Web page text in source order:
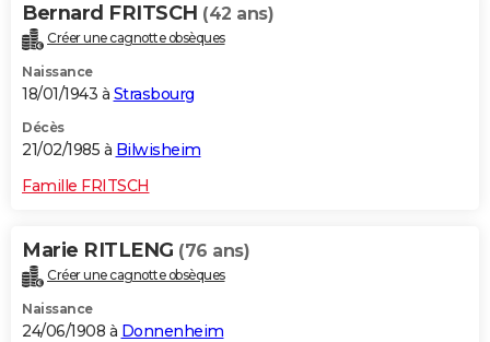
Bernard FRITSCH (42 ans)
Créer une cagnotte obsèques
Naissance
18/01/1943 à Strasbourg
Décès
21/02/1985 à Bilwisheim
Famille FRITSCH
Marie RITLENG (76 ans)
Créer une cagnotte obsèques
Naissance
24/06/1908 à Donnenheim